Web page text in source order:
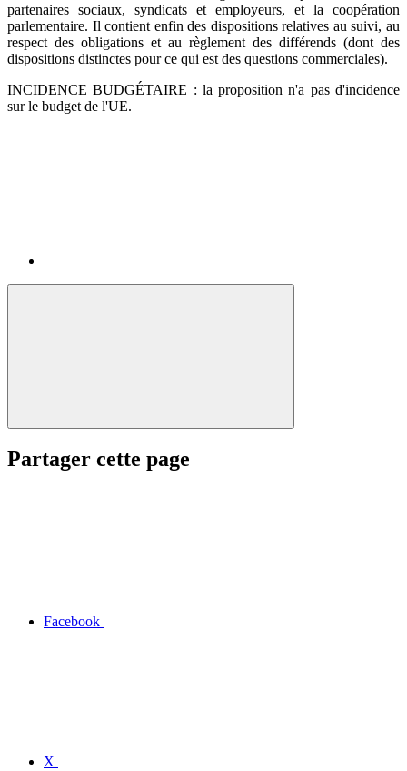
partenaires sociaux, syndicats et employeurs, et la coopération
parlementaire. Il contient enfin des dispositions relatives au suivi, au
respect des obligations et au règlement des différends (dont des
dispositions distinctes pour ce qui est des questions commerciales).
INCIDENCE BUDGÉTAIRE : la proposition n'a pas d'incidence
sur le budget de l'UE.
Partager cette page
Facebook
X